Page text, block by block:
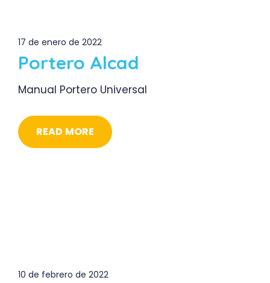
17 de enero de 2022
Portero Alcad
Manual Portero Universal
READ MORE
10 de febrero de 2022